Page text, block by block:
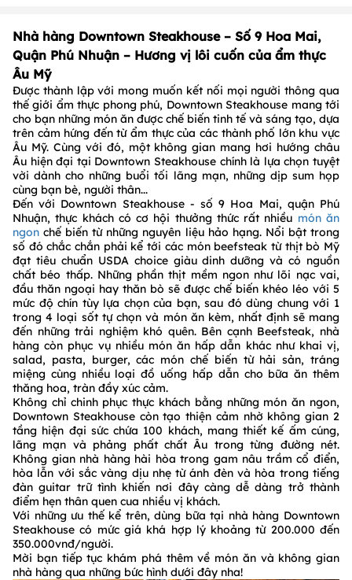
Nhà hàng Downtown Steakhouse – Số 9 Hoa Mai,
Quận Phú Nhuận – Hương vị lôi cuốn của ẩm thực
Âu Mỹ
Được thành lập với mong muốn kết nối mọi người thông qua
thế giới ẩm thực phong phú, Downtown Steakhouse mang tới
cho bạn những món ăn được chế biến tinh tế và sáng tạo, dựa
trên cảm hứng đến từ ẩm thực của các thành phố lớn khu vực
Âu Mỹ. Cùng với đó, một không gian mang hơi hướng châu
Âu hiện đại tại Downtown Steakhouse chính là lựa chọn tuyệt
vời dành cho những buổi tối lãng mạn, những dịp sum họp
cùng bạn bè, người thân...
Đến với Downtown Steakhouse - số 9 Hoa Mai, quận Phú
Nhuận, thực khách có cơ hội thưởng thức rất nhiều món ăn
ngonchế biến từ những nguyên liệu hảo hạng. Nổi bật trong
số đó chắc chắn phải kể tới các món beefsteak từ thịt bò Mỹ
đạt tiêu chuẩn USDA choice giàu dinh dưỡng và có nguồn
chất béo thấp. Những phần thịt mềm ngon như lõi nạc vai,
đầu thăn ngoại hay thăn bò sẽ được chế biến khéo léo với 5
mức độ chín tùy lựa chọn của bạn, sau đó dùng chung với 1
trong 4 loại sốt tự chọn và món ăn kèm, nhất định sẽ mang
đến những trải nghiệm khó quên. Bên cạnh Beefsteak, nhà
hàng còn phục vụ nhiều món ăn hấp dẫn khác như khai vị,
salad, pasta, burger, các món chế biến từ hải sản, tráng
miệng cùng nhiều loại đồ uống hấp dẫn cho bữa ăn thêm
thăng hoa, tràn đầy xúc cảm.
Không chỉ chinh phục thực khách bằng những món ăn ngon,
Downtown Steakhouse còn tạo thiện cảm nhờ không gian 2
tầng hiện đại sức chứa 100 khách, mang thiết kế ấm cúng,
lãng mạn và phảng phất chất Âu trong từng đường nét.
Không gian nhà hàng hài hòa trong gam nâu trầm cổ điển,
hòa lẫn với sắc vàng dịu nhẹ từ ánh đèn và hòa trong tiếng
đàn guitar trữ tình khiến nơi đây càng dễ dàng trở thành
điểm hẹn thân quen cua nhiều vị khách.
Với những ưu thế kể trên, dùng bữa tại nhà hàng Downtown
Steakhouse có mức giá khá hợp lý khoảng từ 200.000 đến
350.000vnđ/người.
Mời bạn tiếp tục khám phá thêm về món ăn và không gian
nhà hàng qua những bức hình dưới đây nha!